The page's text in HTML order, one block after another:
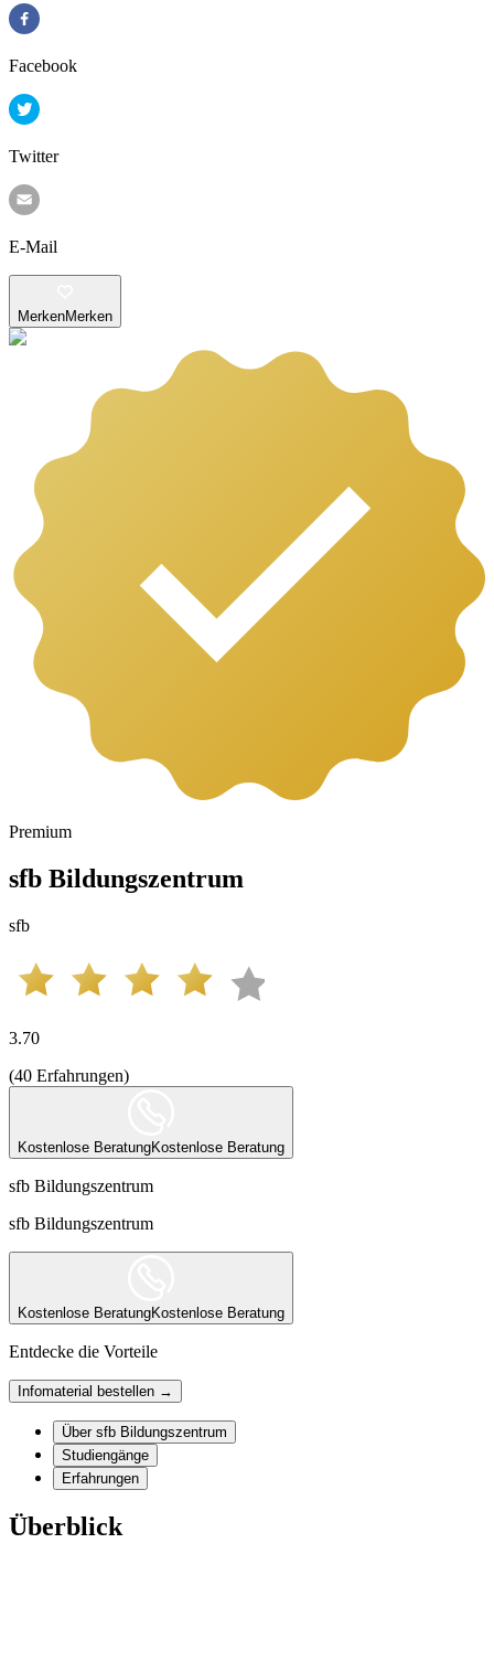
Facebook
Twitter
E-Mail
MerkenMerken
Premium
sfb Bildungszentrum
sfb
3.70
(40 Erfahrungen)
Kostenlose BeratungKostenlose Beratung
sfb Bildungszentrum
sfb Bildungszentrum
Kostenlose BeratungKostenlose Beratung
Entdecke die Vorteile
Infomaterial bestellen →
Über sfb Bildungszentrum
Studiengänge
Erfahrungen
Überblick